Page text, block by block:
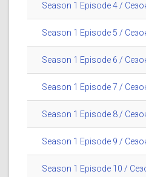
Season 1 Episode 4 /
Season 1 Episode 5 /
Season 1 Episode 6 /
Season 1 Episode 7 /
Season 1 Episode 8 /
Season 1 Episode 9 /
Season 1 Episode 10 /